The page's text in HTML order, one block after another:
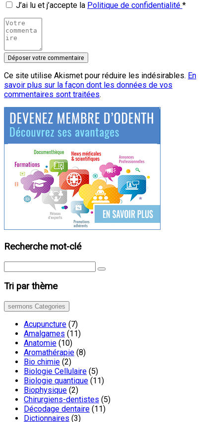
J’ai lu et j’accepte la Politique de confidentialité *
Ce site utilise Akismet pour réduire les indésirables. En
savoir plus sur la façon dont les données de vos
commentaires sont traitées.
Recherche mot-clé
Tri par thème
sermons Categories
Acupuncture (7)
Amalgames (11)
Anatomie (10)
Aromathérapie (8)
Bio chimie (2)
Biologie Cellulaire (5)
Biologie quantique (11)
Biophysique (2)
Chirurgiens-dentistes (5)
Décodage dentaire (11)
Dictionnaires (3)